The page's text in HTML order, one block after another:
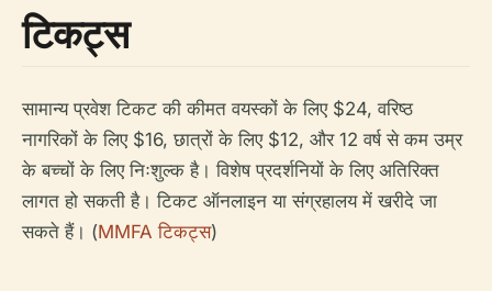
टिकट्स
सामान्य प्रवेश टिकट की कीमत वयस्कों के लिए $24, वरिष्ठ
नागरिकों के लिए $16, छात्रों के लिए $12, और 12 वर्ष से कम उम्र
के बच्चों के लिए निःशुल्क है। विशेष प्रदर्शनियों के लिए अतिरिक्त
लागत हो सकती है। टिकट ऑनलाइन या संग्रहालय में खरीदे जा
सकते हैं। (MMFA टिकट्स)